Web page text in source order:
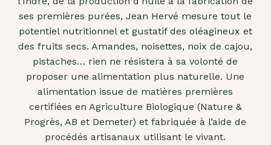
ses premières purées, Jean Hervé mesure tout le
potentiel nutritionnel et gustatif des oléagineux et
des fruits secs. Amandes, noisettes, noix de cajou,
pistaches… rien ne résistera à sa volonté de
proposer une alimentation plus naturelle. Une
alimentation issue de matières premières
certifiées en Agriculture Biologique (Nature &
Progrès, AB et Demeter) et fabriquée à l’aide de
procédés artisanaux utilisant le vivant.
Anti-
gaspi
Promotions